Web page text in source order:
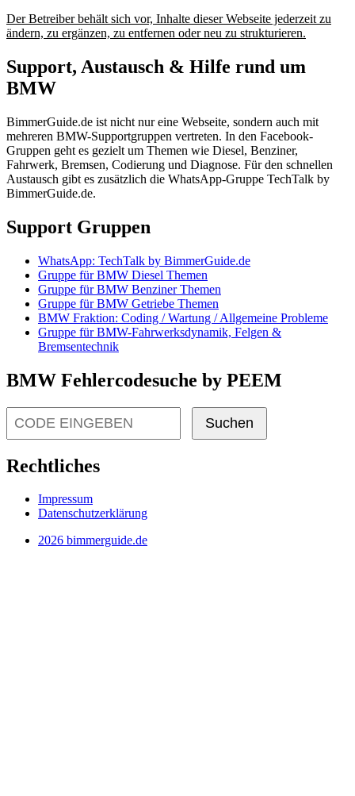
Der Betreiber behält sich vor, Inhalte dieser Webseite jederzeit zu
ändern, zu ergänzen, zu entfernen oder neu zu strukturieren.
Support, Austausch & Hilfe rund um
BMW
BimmerGuide.de ist nicht nur eine Webseite, sondern auch mit
mehreren BMW-Supportgruppen vertreten. In den Facebook-
Gruppen geht es gezielt um Themen wie Diesel, Benziner,
Fahrwerk, Bremsen, Codierung und Diagnose. Für den schnellen
Austausch gibt es zusätzlich die WhatsApp-Gruppe TechTalk by
BimmerGuide.de.
Support Gruppen
WhatsApp: TechTalk by BimmerGuide.de
Gruppe für BMW Diesel Themen
Gruppe für BMW Benziner Themen
Gruppe für BMW Getriebe Themen
BMW Fraktion: Coding / Wartung / Allgemeine Probleme
Gruppe für BMW-Fahrwerksdynamik, Felgen &
Bremsentechnik
BMW Fehlercodesuche by PEEM
Suchen
Rechtliches
Impressum
Datenschutzerklärung
2026 bimmerguide.de